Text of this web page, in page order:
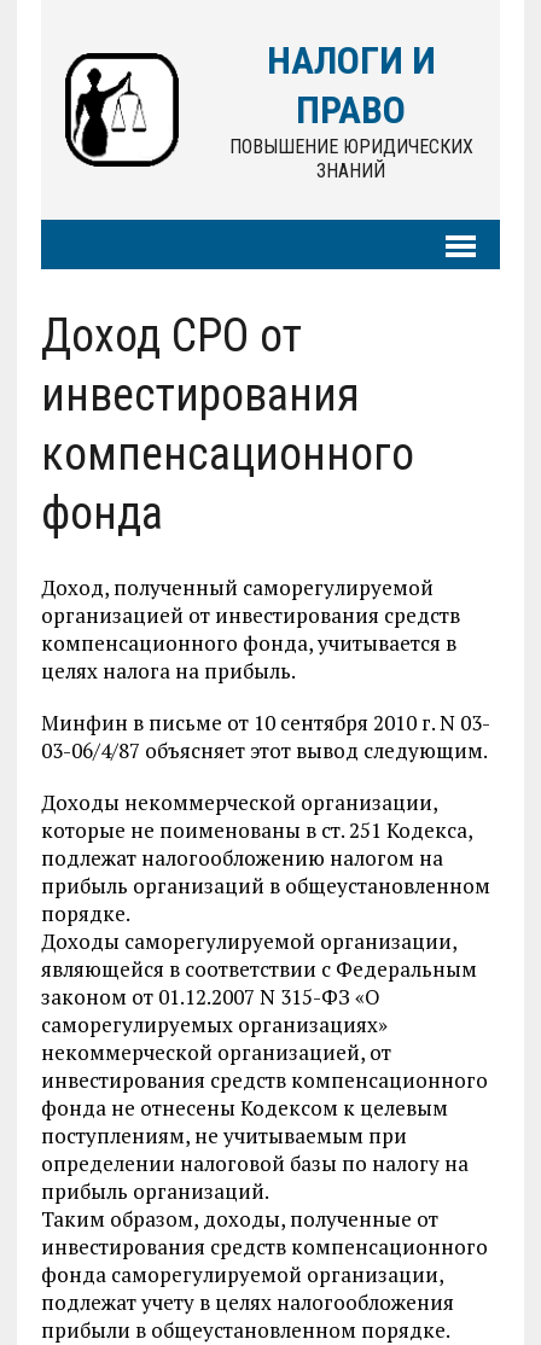
НАЛОГИ И
ПРАВО
ПОВЫШЕНИЕ ЮРИДИЧЕСКИХ
ЗНАНИЙ
Доход СРО от
инвестирования
компенсационного
фонда
Доход, полученный саморегулируемой
организацией от инвестирования средств
компенсационного фонда, учитывается в
целях налога на прибыль.
Минфин в письме от 10 сентября 2010 г. N 03-
03-06/4/87 объясняет этот вывод следующим.
Доходы некоммерческой организации,
которые не поименованы в ст. 251 Кодекса,
подлежат налогообложению налогом на
прибыль организаций в общеустановленном
порядке.
Доходы саморегулируемой организации,
являющейся в соответствии с Федеральным
закономот 01.12.2007 N 315-ФЗ «О
саморегулируемых организациях»
некоммерческой организацией, от
инвестирования средств компенсационного
фонда не отнесены Кодексомк целевым
поступлениям, не учитываемым при
определении налоговой базы по налогу на
прибыль организаций.
Таким образом, доходы, полученные от
инвестирования средств компенсационного
фонда саморегулируемой организации,
подлежат учету в целях налогообложения
прибыли в общеустановленном порядке.